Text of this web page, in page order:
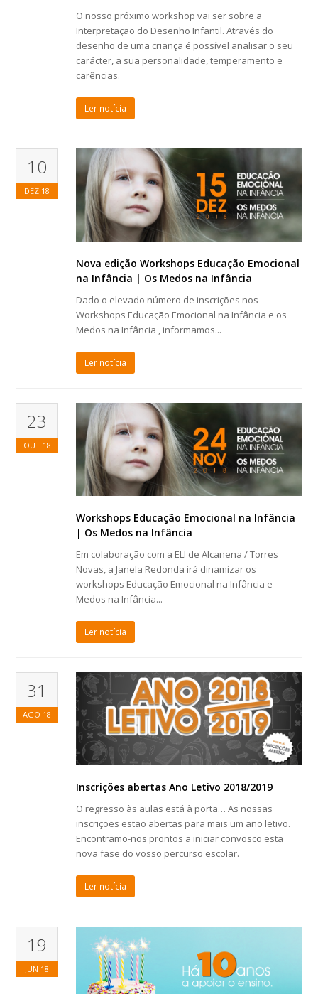
O nosso próximo workshop vai ser sobre a
Interpretação do Desenho Infantil. Através do
desenho de uma criança é possível analisar o seu
carácter, a sua personalidade, temperamento e
carências.
Ler notícia
10
DEZ 18
Nova edição Workshops Educação Emocional
na Infância | Os Medos na Infância
Dado o elevado número de inscrições nos
Workshops Educação Emocional na Infância e os
Medos na Infância , informamos...
Ler notícia
23
OUT 18
Workshops Educação Emocional na Infância
| Os Medos na Infância
Em colaboração com a ELI de Alcanena / Torres
Novas, a Janela Redonda irá dinamizar os
workshops Educação Emocional na Infância e
Medos na Infância...
Ler notícia
31
AGO 18
Inscrições abertas Ano Letivo 2018/2019
O regresso às aulas está à porta… As nossas
inscrições estão abertas para mais um ano letivo.
Encontramo-nos prontos a iniciar convosco esta
nova fase do vosso percurso escolar.
Ler notícia
19
JUN 18